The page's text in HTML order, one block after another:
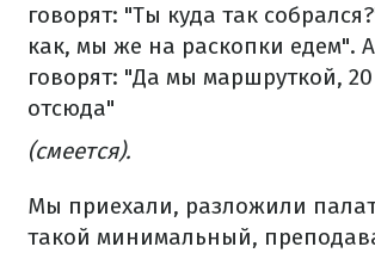
говорят: "Ты куда так
как, мы же на раскопки едем".
говорят: "Да мы маршруткой,
отсюда"
(смеется).
Мы приехали, разложили
такой минимальный,